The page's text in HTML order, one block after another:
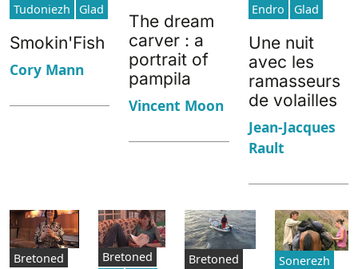
Tudoniezh
Glad
Smokin'Fish
Cory Mann
The dream
carver : a
portrait of
pampila
Vincent Moon
Endro
Glad
Une nuit
avec les
ramasseurs
de volailles
Jean-Jacques
Rault
Bretoned
Bretoned
Bretoned
Sonerezh